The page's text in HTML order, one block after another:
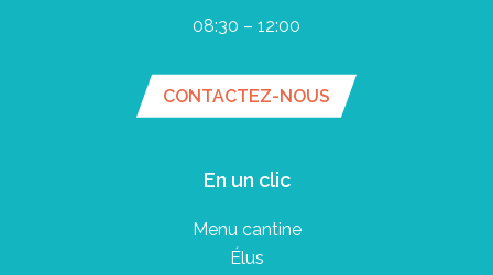
08:30 – 12:00
CONTACTEZ-NOUS
En un clic
Menu cantine
Élus